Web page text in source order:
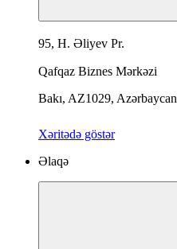
95, H. Əliyev Pr.
Qafqaz Biznes Mərkəzi
Bakı, AZ1029, Azərbaycan
Xəritədə göstər
Əlaqə